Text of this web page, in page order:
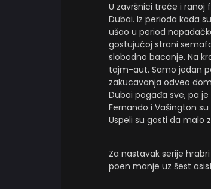
U završnici treće i
Dubai. Iz perioda kada
ušao u period
gostujućoj strani
slobodno bacanje. Na
tajm-aut. Samo jedan
zakucavanja odveo
Dubai pogađa sve, pa
Fernando i Vašington
Uspeli su gosti da malo
Za nastavak serije
poen manje uz šest